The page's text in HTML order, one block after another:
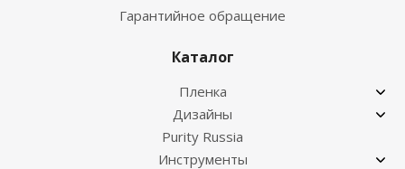
Гарантийное обращение
Каталог
Пленка
Дизайны
Purity Russia
Инструменты